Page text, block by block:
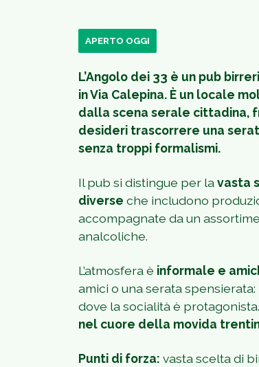
APERTO OGGI
L’Angolo dei 33 è un pub
in Via Calepina. È un locale
dalla scena serale cittadina,
desideri trascorrere una
senza troppi formalismi.
Il pub si distingue per lavasta
diverse che includono
accompagnate da un
analcoliche.
L’atmosfera è informale e
amici o una serata
dove la socialità è
nel cuore della movida
Punti di forza: vasta scelta di